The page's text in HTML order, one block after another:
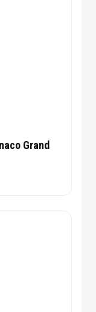
Grand